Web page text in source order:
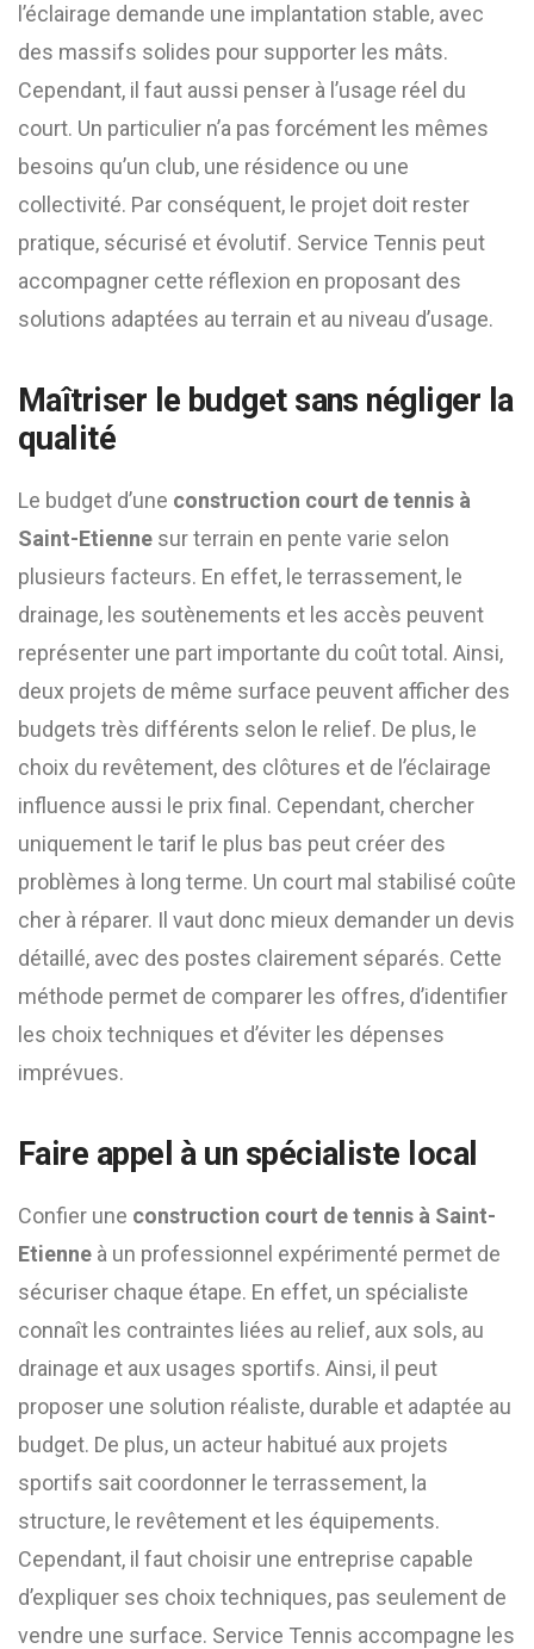
l’éclairage demande une implantation stable, avec
des massifs solides pour supporter les mâts.
Cependant, il faut aussi penser à l’usage réel du
court. Un particulier n’a pas forcément les mêmes
besoins qu’un club, une résidence ou une
collectivité. Par conséquent, le projet doit rester
pratique, sécurisé et évolutif. Service Tennis peut
accompagner cette réflexion en proposant des
solutions adaptées au terrain et au niveau d’usage.
Maîtriser le budget sans négliger la
qualité
Le budget d’une construction court de tennis à
Saint-Etienne sur terrain en pente varie selon
plusieurs facteurs. En effet, le terrassement, le
drainage, les soutènements et les accès peuvent
représenter une part importante du coût total. Ainsi,
deux projets de même surface peuvent afficher des
budgets très différents selon le relief. De plus, le
choix du revêtement, des clôtures et de l’éclairage
influence aussi le prix final. Cependant, chercher
uniquement le tarif le plus bas peut créer des
problèmes à long terme. Un court mal stabilisé coûte
cher à réparer. Il vaut donc mieux demander un devis
détaillé, avec des postes clairement séparés. Cette
méthode permet de comparer les offres, d’identifier
les choix techniques et d’éviter les dépenses
imprévues.
Faire appel à un spécialiste local
Confier une construction court de tennis à Saint-
Etienne à un professionnel expérimenté permet de
sécuriser chaque étape. En effet, un spécialiste
connaît les contraintes liées au relief, aux sols, au
drainage et aux usages sportifs. Ainsi, il peut
proposer une solution réaliste, durable et adaptée au
budget. De plus, un acteur habitué aux projets
sportifs sait coordonner le terrassement, la
structure, le revêtement et les équipements.
Cependant, il faut choisir une entreprise capable
d’expliquer ses choix techniques, pas seulement de
vendre une surface. Service Tennis accompagne les